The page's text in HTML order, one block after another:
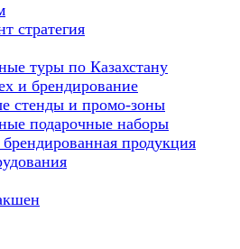
стратегия
туры по Казахстану
и брендирование
стенды и промо-зоны
подарочные наборы
продукция